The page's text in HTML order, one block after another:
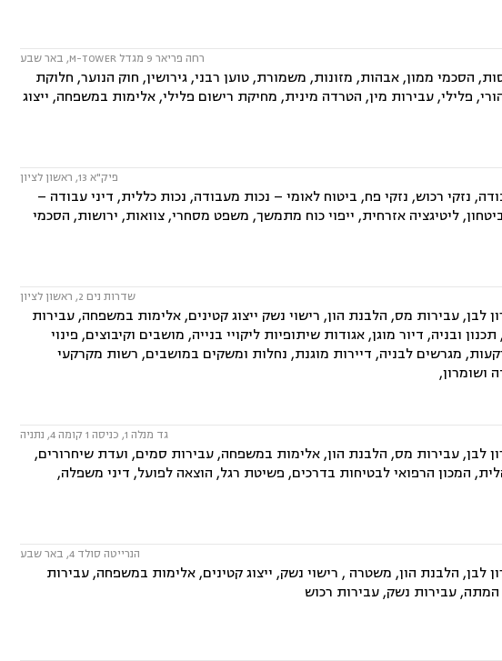
רחה פריאר 9 מגדל M-TOWER, באר שבע
ממון, אבהות, מזונות, משמורת, טוען רבני, גירושין, חוק הנוער, חלוקת
פלילי, עבירות מין, הטרדה מינית, מחיקת רישום פלילי, אלימות במשפחה, ייצוג
פיק"א 13, ראשון לציון
נזקי רכוש, נזקי פח, ביטוח לאומי – נכות מעבודה, נכות כללית, דיני עבודה –
ליטיגציה אזרחית, ייפוי כוח מתמשך, משפט מסחרי, צוואות, ירושות, הסכמי
שדרות נים 2, ראשון לציון
לבן, עבירות מס, הלבנת הון, רישוי נשק ייצוג קטינים, אלימות במשפחה, עבירות
ובניה, דיור מוגן, אגודות שיתופיות ליקויי בנייה, מושבים וקיבוצים, פינוי
מגרשים לבניה, דיירות מוגנת, נחלות ומשקים במושבים, רשות מקרקעי
ושומרון,
גד מנלה 1, כניסה 1 קומה 4, נתניה
לבן, עבירות מס, הלבנת הון, אלימות במשפחה, עבירות סמים, ועדת שיחרורים,
המכון הרפואי לבטיחות בדרכים, פשיטת רגל, הוצאה לפועל, דיני משפלה,
הנרייטה סולד 4, באר שבע
לבן, הלבנת הון, משטרה , רישוי נשק, ייצוג קטינים, אלימות במשפחה, עבירות
המתה, עבירות נשק, עבירות רכוש